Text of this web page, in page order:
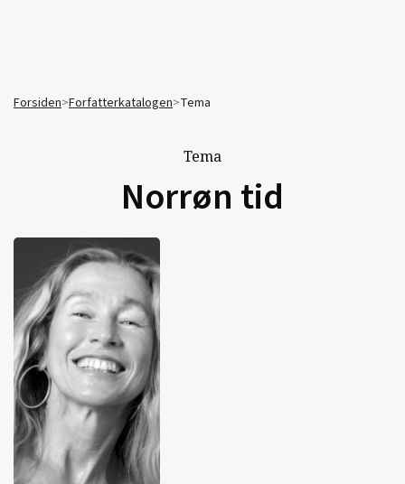
Forsiden>Forfatterkatalogen>Tema
Tema
Norrøn tid